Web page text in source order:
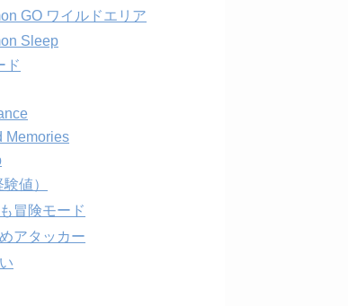
GO ワイルドエリア
Sleep
ド
Memories
値）
冒険モード
アタッカー